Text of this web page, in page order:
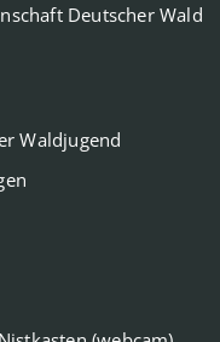
Deutscher Wald
Waldjugend